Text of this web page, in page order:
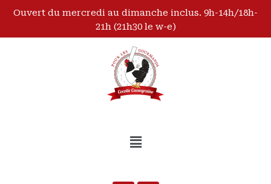
Ouvert du mercredi au dimanche inclus. 9h-14h/18h-
21h (21h30 le w-e)